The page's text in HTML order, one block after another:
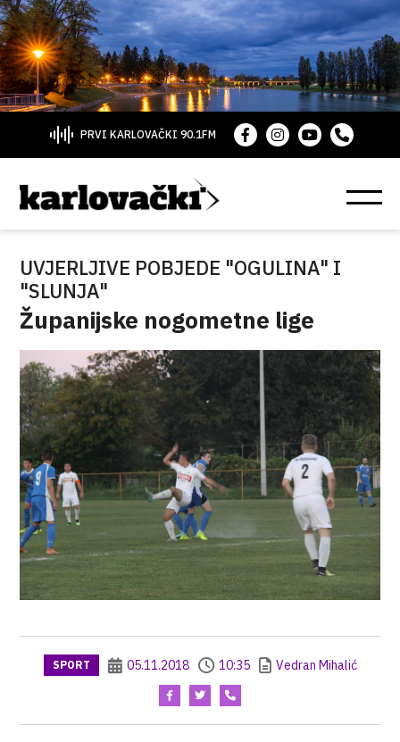
PRVI KARLOVAČKI 90.1FM
UVJERLJIVE POBJEDE "OGULINA" I
"SLUNJA"
Županijske nogometne lige
SPORT 05.11.2018 10:35 Vedran Mihalić